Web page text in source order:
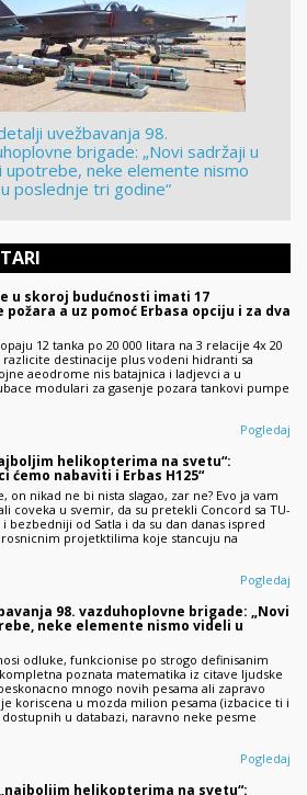
uvežbavanja 98.
brigade: „Novi sadržaji u
upotrebe, neke elemente nismo
poslednje tri godine“
u skoroj budućnosti imati 17
a uz pomoć Erbasa opciju i za dva
12 tanka po 20 000 litara na 3 relacije 4x 20
razlicite destinacije plus vodeni hidranti sa
aeodrome nis batajnica i ladjevci a u
modulari za gasenje pozara tankovi pumpe
Pogledaj
helikopterima na svetu“:
nabaviti i Erbas H125“
on nikad ne bi nista slagao, zar ne? Evo ja vam
coveka u svemir, da su pretekli Concord sa TU-
bezbedniji od Satla i da su dan danas ispred
projetktilima koje stancuju na
Pogledaj
98. vazduhoplovne brigade: „Novi
neke elemente nismo videli u
odluke, funkcionise po strogo definisanim
poznata matematika iz citave ljudske
mnogo novih pesama ali zapravo
koriscena u mozda milion pesama (izbacice ti i
u databazi, naravno neke pesme
Pogledaj
helikopterima na svetu“: